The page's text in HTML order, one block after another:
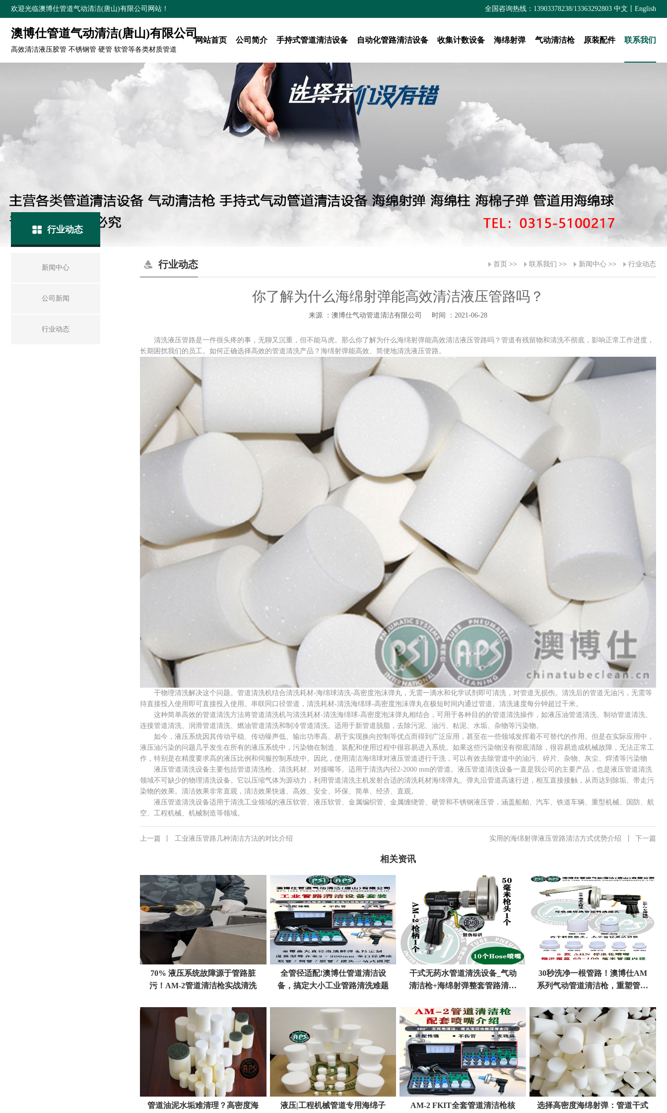
欢迎光临澳博仕管道气动清洁(唐山)有限公司网站！ 全国咨询热线：13903378238/13363292803 中文 English
澳博仕管道气动清洁(唐山)有限公司
高效清洁液压胶管 不锈钢管 硬管 软管等各类材质管道
网站首页 公司简介 手持式管道清洁设备 自动化管路清洁设备 收集计数设备 海绵射弹 气动清洁枪 原装配件 联系我们
行业动态
新闻中心
公司新闻
行业动态
行业动态 首页 >> 联系我们 >> 新闻中心 >> 行业动态
你了解为什么海绵射弹能高效清洁液压管路吗？
来源 ：澳博仕气动管道清洁有限公司 时间 ：2021-06-28
清洗液压管路是一件很头疼的事，无聊又沉重，但不能马虎。那么你了解为什么海绵射弹能高效清洁液压管路吗？管道有残留物和清洗不彻底，影响正常工作进度，
长期困扰我们的员工。如何正确选择高效的管道清洗产品？海绵射弹能高效、简便地清洗液压管路。
干物理清洗解决这个问题。管道清洗机结合清洗耗材-海绵球清洗-高密度泡沫弹丸，无需一滴水和化学试剂即可清洗，对管道无损伤。清洗后的管道无油污，无需等
待直接投入使用即可直接投入使用。串联同口径管道，清洗耗材-清洗海绵球-高密度泡沫弹丸在极短时间内通过管道。清洗速度每分钟超过千米。
这种简单高效的管道清洗方法将管道清洗机与清洗耗材-清洗海绵球-高密度泡沫弹丸相结合，可用于各种目的的管道清洗操作，如液压油管道清洗、制动管道清洗、
连接管道清洗、润滑管道清洗、燃油管道清洗和制冷管道清洗。适用于新管道脱脂，去除污泥、油污、粘泥、水垢、杂物等污染物。
如今，液压系统因其传动平稳、传动噪声低、输出功率高、易于实现换向控制等优点而得到广泛应用，甚至在一些领域发挥着不可替代的作用。但是在实际应用中，
液压油污染的问题几乎发生在所有的液压系统中，污染物在制造、装配和使用过程中很容易进入系统。如果这些污染物没有彻底清除，很容易造成机械故障，无法正常工
作，特别是在精度要求高的液压比例和伺服控制系统中。因此，使用清洁海绵球对液压管道进行干洗，可以有效去除管道中的油污、碎片、杂物、灰尘、焊渣等污染物
液压管道清洗设备主要包括管道清洗枪、清洗耗材、对接嘴等。适用于清洗内径2-2000 mm的管道。液压管道清洗设备一直是我公司的主要产品，也是液压管道清洗
领域不可缺少的物理清洗设备。它以压缩气体为源动力，利用管道清洗主机发射合适的清洗耗材海绵弹丸。弹丸沿管道高速行进，相互直接接触，从而达到除垢、带走污
染物的效果。清洁效果非常直观，清洁效果快速、高效、安全、环保、简单、经济、直观。
液压管道清洗设备适用于清洗工业领域的液压软管、液压软管、金属编织管、金属缠绕管、硬管和不锈钢液压管，涵盖船舶、汽车、铁道车辆、重型机械、国防、航
空、工程机械、机械制造等领域。
上一篇 工业液压管路几种清洁方法的对比介绍 下一篇
实用的海绵射弹液压管路清洁方式优势介绍
相关资讯
70% 液压系统故障源于管路脏
污！AM‑2管道清洁枪实战清洗
全管径适配!澳博仕管道清洁设
备，搞定大小工业管路清洗难题
干式无药水管道清洗设备_气动
清洁枪+海绵射弹整套管路清洗
30秒洗净一根管路！澳博仕AM
系列气动管道清洁枪，重塑管路
管道油泥水垢难清理？高密度海 液压|工程机械管道专用海绵子 AM-2 FKIT全套管道清洁枪核 选择高密度海绵射弹：管道干式